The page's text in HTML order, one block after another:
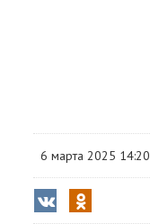
6 марта 2025 14:20